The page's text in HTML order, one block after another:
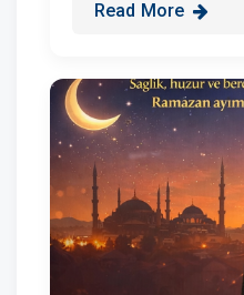
Read More